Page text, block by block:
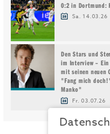
0:2 in Dortmund:
Sa. 14.03.26
Den Stars und
im Interview –
mit seinen neuen
"Fang mich
Manko"
Fr. 03.07.26